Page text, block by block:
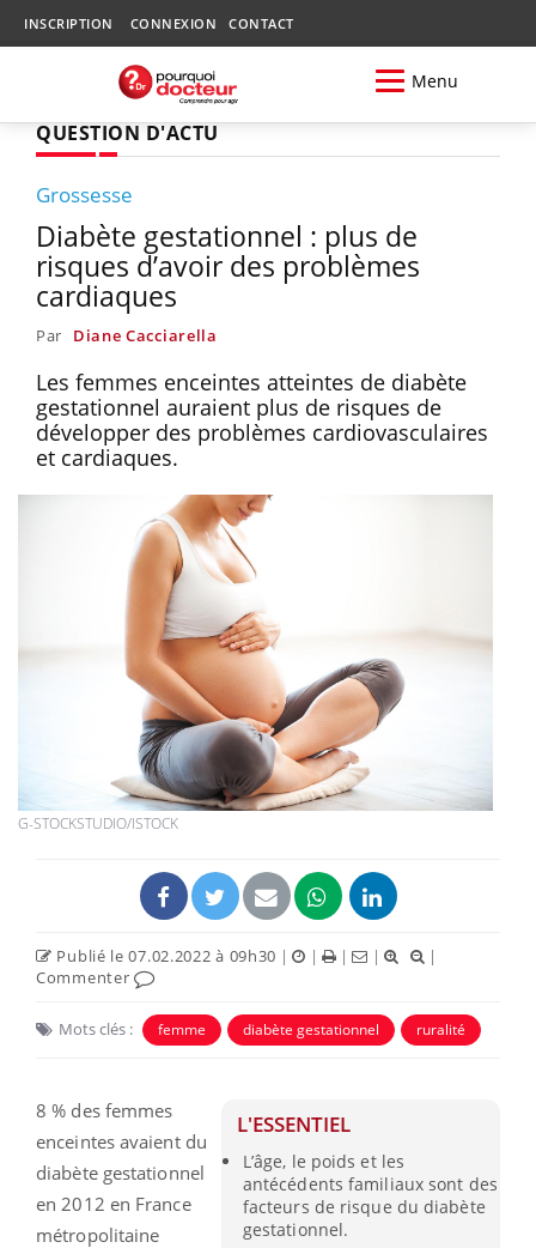
INSCRIPTION CONNEXION CONTACT
Menu
QUESTION D'ACTU
Grossesse
Diabète gestationnel : plus de
risques d’avoir des problèmes
cardiaques
Par Diane Cacciarella
Les femmes enceintes atteintes de diabète
gestationnel auraient plus de risques de
développer des problèmes cardiovasculaires
et cardiaques.
G-STOCKSTUDIO/ISTOCK
Publié le 07.02.2022 à 09h30 | | | |
|
Commenter
Mots clés : femme diabète gestationnel ruralité
L'ESSENTIEL
L’âge, le poids et les
antécédents familiaux sont des
facteurs de risque du diabète
gestationnel.
8 % des femmes
enceintes avaient du
diabète gestationnel
en 2012 en France
métropolitaine